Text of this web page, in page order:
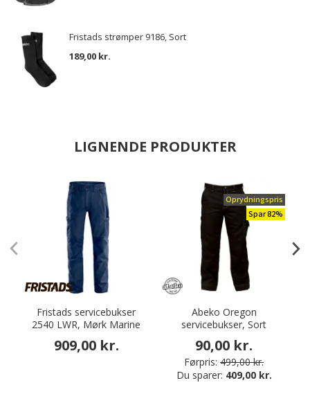
Fristads strømper 9186, Sort
189,00 kr.
LIGNENDE PRODUKTER
Fristads servicebukser
2540 LWR, Mørk Marine
909,00 kr.
Oprydningspris
Spar 82%
Abeko Oregon
servicebukser, Sort
90,00 kr.
Førpris: 499,00 kr.
Du sparer: 409,00 kr.